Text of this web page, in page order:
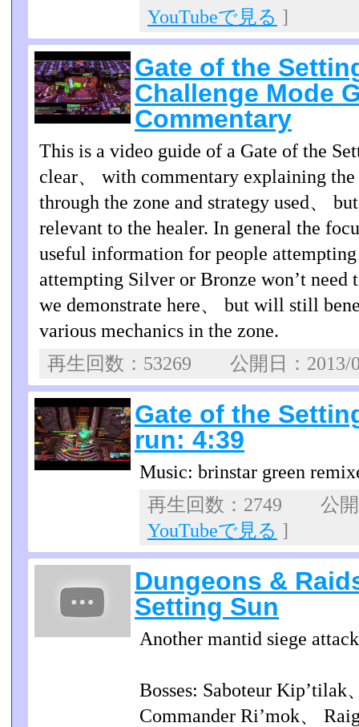
YouTubeで見る ]
Gate of the
Challenge Mode
Commentary
This is a video guide of a Gate of the
clear、 with commentary explaining
through the zone and strategy used、
relevant to the healer. In general the
useful information for people
attempting Silver or Bronze won’t need
we demonstrate here、 but will still
various mechanics in the zone.
再生回数：53269 公開日：
Gate of the
run: 4:39
Music: brinstar green
再生回数：2749 公
YouTubeで見る ]
Dungeons &
Setting Sun
Another mantid siege
Bosses: Saboteur Kip’tilak
Commander Ri’mok、